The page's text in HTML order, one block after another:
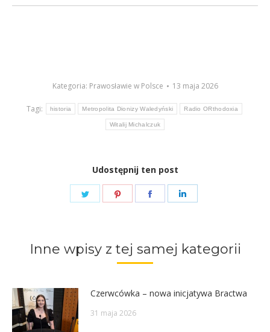
Kategoria: Prawosławie w Polsce 13 maja 2026
Tagi: historia Metropolita Dionizy Waledyński Radio ORthodoxia
Witalij Michalczuk
Udostępnij ten post
Share
Share
Share
Inne wpisy z tej samej kategorii
Czerwcówka – nowa inicjatywa Bractwa
31 maja 2026